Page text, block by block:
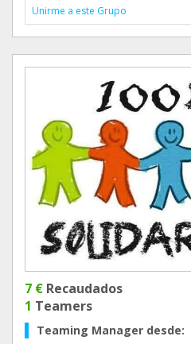
Unirme a este Grupo
7 € Recaudados
1 Teamers
Teaming Manager desde: